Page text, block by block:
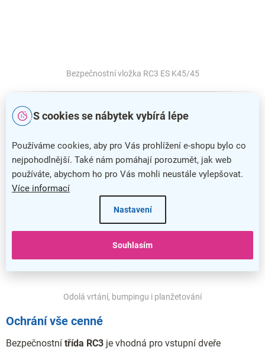
S cookies se nábytek vybírá lépe
Používáme cookies, aby pro Vás prohlížení e-shopu bylo co
nejpohodlnější. Také nám pomáhají porozumět, jak web
používáte, abychom ho pro Vás mohli neustále vylepšovat.
Více informací
Nastavení
Souhlasím
Bezpečnostní vložka RC3 ES K45/45
Odolá vrtání, bumpingu i planžetování
Ochrání vše cenné
Bezpečnostní třída RC3 je vhodná pro vstupní dveře